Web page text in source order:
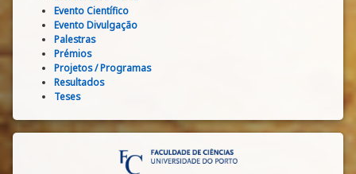
Evento Científico
Evento Divulgação
Palestras
Prémios
Projetos / Programas
Resultados
Teses